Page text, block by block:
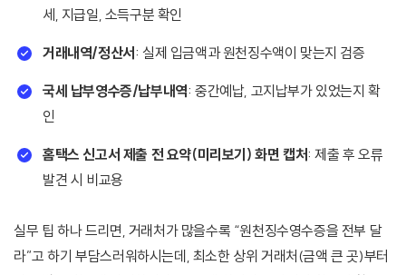
세, 지급일, 소득구분 확인
거래내역/정산서 : 실제 입금액과 원천징수액이 맞는지 검증
국세 납부영수증/납부내역: 중간예납, 고지납부가 있었는지 확
인
홈택스 신고서 제출 전 요약(미리보기) 화면 캡처: 제출 후 오류
발견 시 비교용
실무 팁 하나 드리면, 거래처가 많을수록 “원천징수영수증을 전부 달
라”고 하기 부담스러워하시는데, 최소한 상위 거래처(금액 큰 곳)부터